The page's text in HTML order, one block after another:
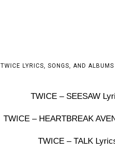
TWICE LYRICS, SONGS, AND ALBUMS
TWICE – SEESAW
TWICE – HEARTBREAK
TWICE – TALK